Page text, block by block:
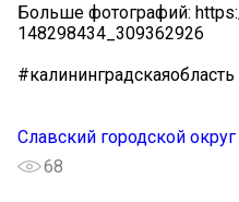
Больше фотографий:
148298434_309362926
Славский городской округ
68